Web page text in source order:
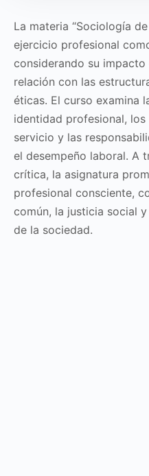
La materia “Sociología
ejercicio profesional
considerando su
relación con las
éticas. El curso examina
identidad profesional,
servicio y las
el desempeño laboral. A
crítica, la asignatura
profesional consciente,
común, la justicia social
de la sociedad.